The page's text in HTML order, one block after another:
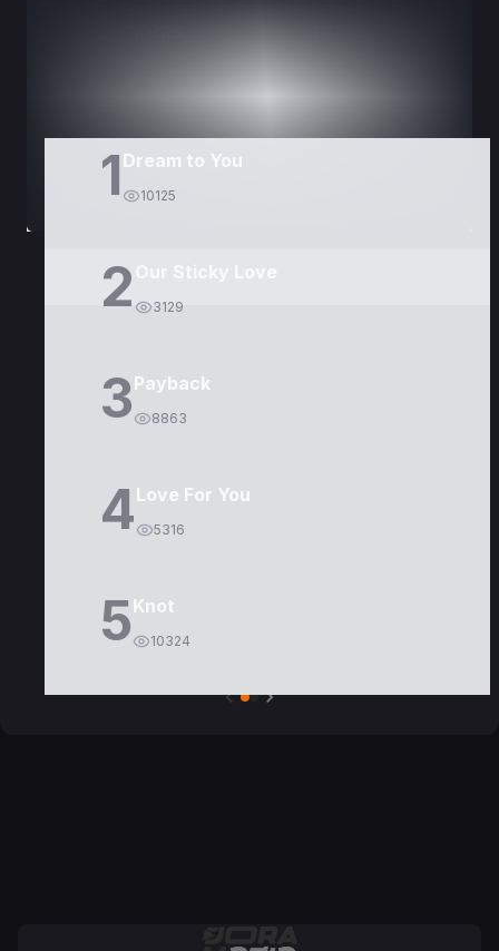
1 Dream to You
10125
2 3129
3Payback
8863
4Love For You
5316
5Knot
10324